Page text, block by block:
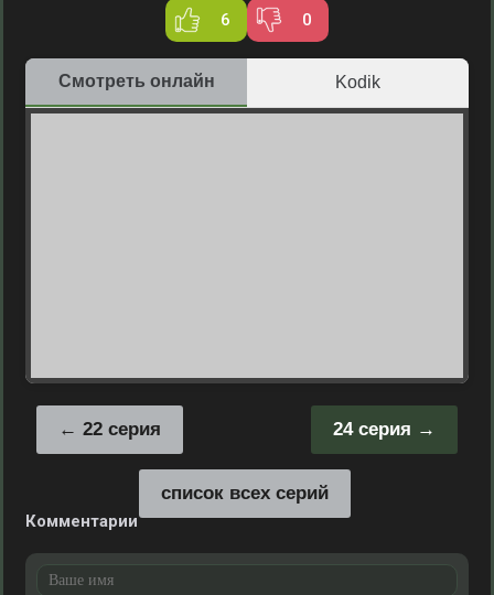
6 0
Смотреть онлайн Kodik
24 серия
22 серия
список всех серий
Комментарии